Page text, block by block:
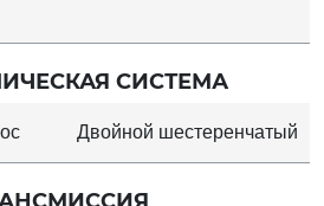
СИСТЕМА
Двойной шестеренчатый